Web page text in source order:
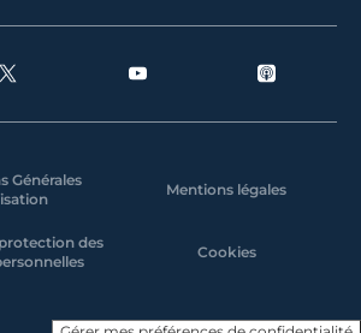
Générales
Mentions légales
des
Cookies